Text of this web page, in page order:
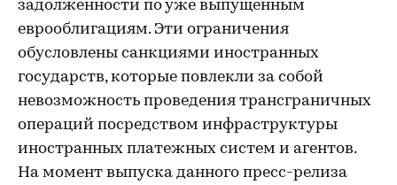
задолженности по уже выпущенным
еврооблигациям. Эти ограничения
обусловлены санкциями иностранных
государств, которые повлекли за собой
невозможность проведения трансграничных
операций посредством инфраструктуры
иностранных платежных систем и агентов.
На момент выпуска данного пресс-релиза